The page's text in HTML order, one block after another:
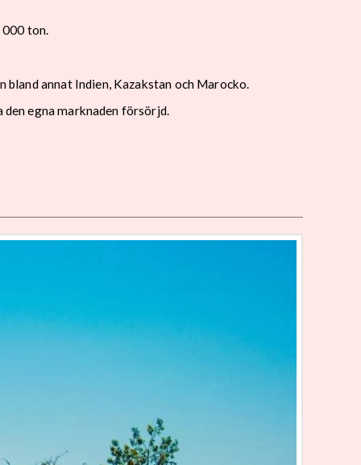
000 ton.
annat Indien, Kazakstan och Marocko.
egna marknaden försörjd.